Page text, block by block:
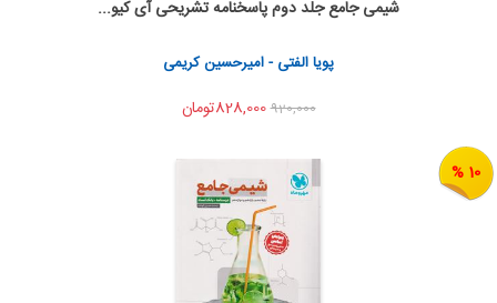
اضافه به سبد خرید
اشتراک گذاری
شیمی جامع جلد دوم پاسخنامه تشریحی آی کیو...
پویا الفتی - امیرحسین کریمی
920,000828,000تومان
10 %